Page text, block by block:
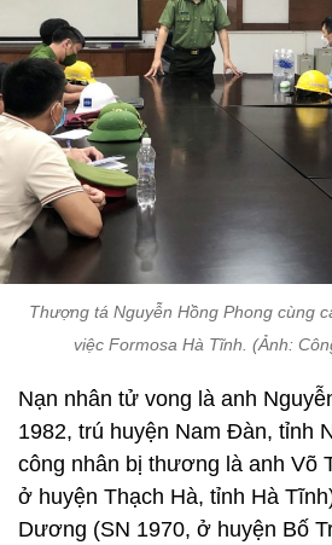
Thượng tá Nguyễn Hồng Phong cùng
việc Formosa Hà Tĩnh. (Ảnh:
Nạn nhân tử vong là anh
1982, trú huyện Nam Đàn, tỉnh
công nhân bị thương là anh Võ
ở huyện Thạch Hà, tỉnh Hà
Dương (SN 1970, ở huyện Bố